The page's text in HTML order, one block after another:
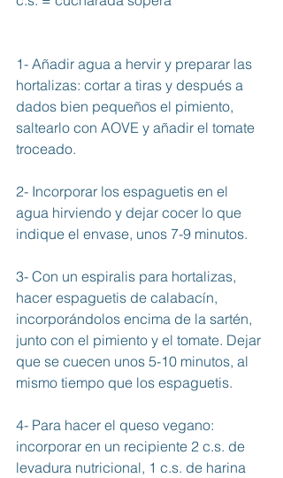
1- Añadir agua a hervir y preparar las
hortalizas: cortar a tiras y después a
dados bien pequeños el pimiento,
saltearlo con AOVE y añadir el tomate
troceado.
2- Incorporar los espaguetis en el
agua hirviendo y dejar cocer lo que
indique el envase, unos 7-9 minutos.
3- Con un espiralis para hortalizas,
hacer espaguetis de calabacín,
incorporándolos encima de la sartén,
junto con el pimiento y el tomate. Dejar
que se cuecen unos 5-10 minutos, al
mismo tiempo que los espaguetis.
4- Para hacer el queso vegano:
incorporar en un recipiente 2 c.s. de
levadura nutricional, 1 c.s. de harina